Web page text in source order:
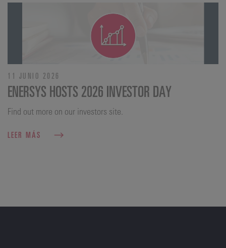
11 JUNIO 2026
ENERSYS HOSTS 2026 INVESTOR DAY
Find out more on our investors site.
LEER MÁS